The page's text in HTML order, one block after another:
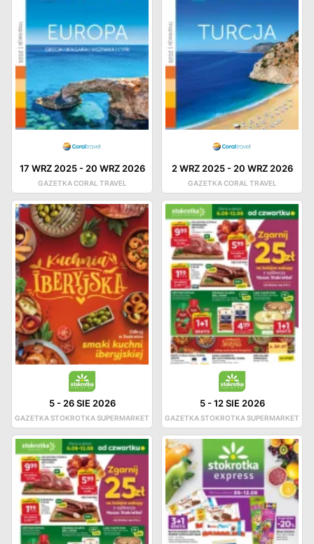
17 WRZ 2025- 20 WRZ 2026
GAZETKA CORAL TRAVEL
2 WRZ 2025- 20 WRZ 2026
GAZETKA CORAL TRAVEL
5- 26 SIE 2026
GAZETKA STOKROTKA SUPERMARKET
5-12 SIE 2026
GAZETKA STOKROTKA SUPERMARKET